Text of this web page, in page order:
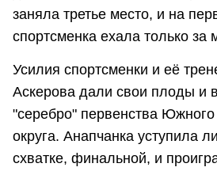
заняла третье место, и на
спортсменка ехала только за
Усилия спортсменки и её
Аскерова дали свои плоды и
"серебро" первенства
округа. Анапчанка уступила
схватке, финальной, и